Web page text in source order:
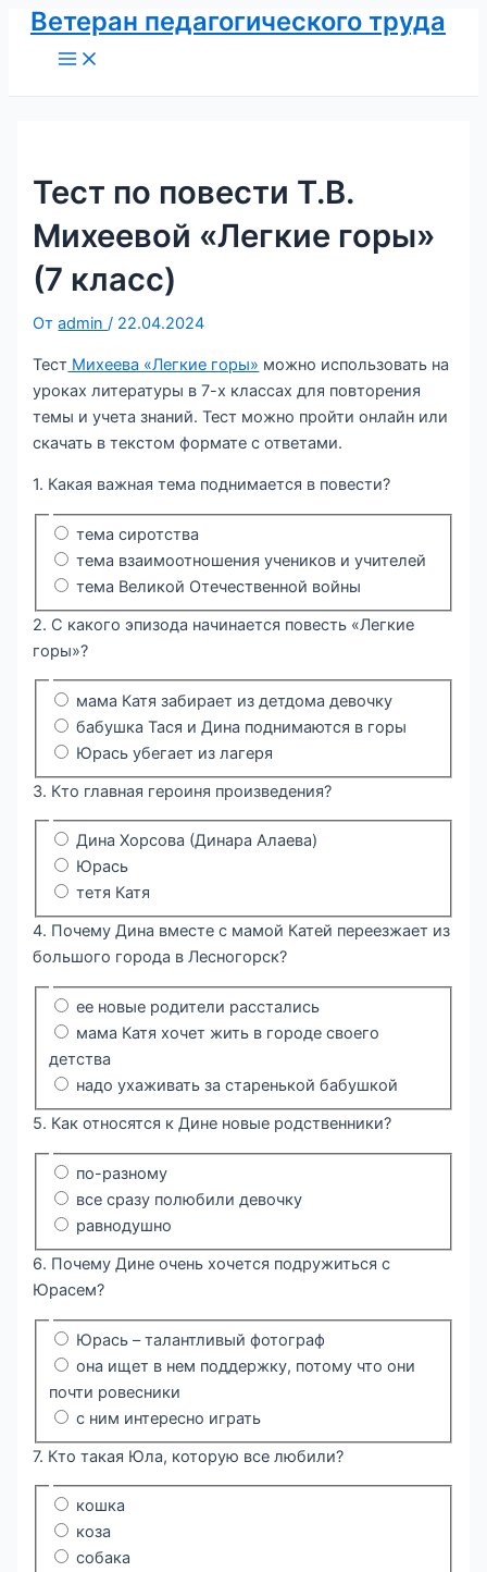
Перейти
Ветеран педагогического труда
Main
Menu
Тест по повести Т.В.
Михеевой «Легкие горы»
(7 класс)
Отadmin/ 22.04.2024
Тест Михеева «Легкие горы» можно использовать на
уроках литературы в 7-х классах для повторения
темы и учета знаний. Тест можно пройти онлайн или
скачать в текстом формате с ответами.
1. Какая важная тема поднимается в повести?
тема сиротства
тема взаимоотношения учеников и учителей
тема Великой Отечественной войны
2. С какого эпизода начинается повесть «Легкие
горы»?
мама Катя забирает из детдома девочку
бабушка Тася и Дина поднимаются в горы
Юрась убегает из лагеря
3. Кто главная героиня произведения?
Дина Хорсова (Динара Алаева)
Юрась
тетя Катя
4. Почему Дина вместе с мамой Катей переезжает из
большого города в Лесногорск?
ее новые родители расстались
мама Катя хочет жить в городе своего
детства
надо ухаживать за старенькой бабушкой
5. Как относятся к Дине новые родственники?
по-разному
все сразу полюбили девочку
равнодушно
6. Почему Дине очень хочется подружиться с
Юрасем?
Юрась – талантливый фотограф
она ищет в нем поддержку, потому что они
почти ровесники
с ним интересно играть
7. Кто такая Юла, которую все любили?
кошка
коза
собака